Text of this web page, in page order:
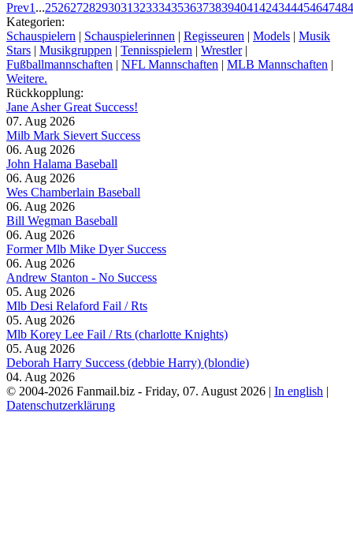
Prev1 ...252627282930313233343536373839404142434445464748
Kategorien:
Schauspielern | Schauspielerinnen | Regisseuren | Models | Musik
Stars | Musikgruppen | Tennisspielern | Wrestler|
Fußballmannschaften | NFL Mannschaften | MLB Mannschaften |
Weitere.
Rückkopplung:
Jane Asher Great Success!
07. Aug 2026
Milb Mark Sievert Success
06. Aug 2026
John Halama Baseball
06. Aug 2026
Wes Chamberlain Baseball
06. Aug 2026
Bill Wegman Baseball
06. Aug 2026
Former Mlb Mike Dyer Success
06. Aug 2026
Andrew Stanton - No Success
05. Aug 2026
Mlb Desi Relaford Fail / Rts
05. Aug 2026
Mlb Korey Lee Fail / Rts (charlotte Knights)
05. Aug 2026
Deborah Harry Success (debbie Harry) (blondie)
04. Aug 2026
© 2004-2026 Fanmail.biz - Friday, 07. August 2026 | In english |
Datenschutzerklärung